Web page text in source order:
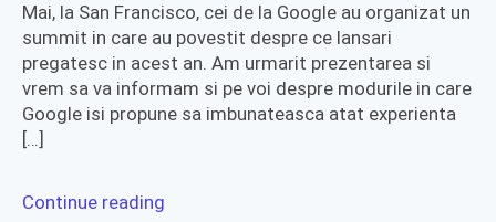
Mai, la San Francisco, cei de la Google au organizat un
summit in care au povestit despre ce lansari
pregatesc in acest an. Am urmarit prezentarea si
vrem sa va informam si pe voi despre modurile in care
Google isi propune sa imbunateasca atat experienta
[…]
Continue reading